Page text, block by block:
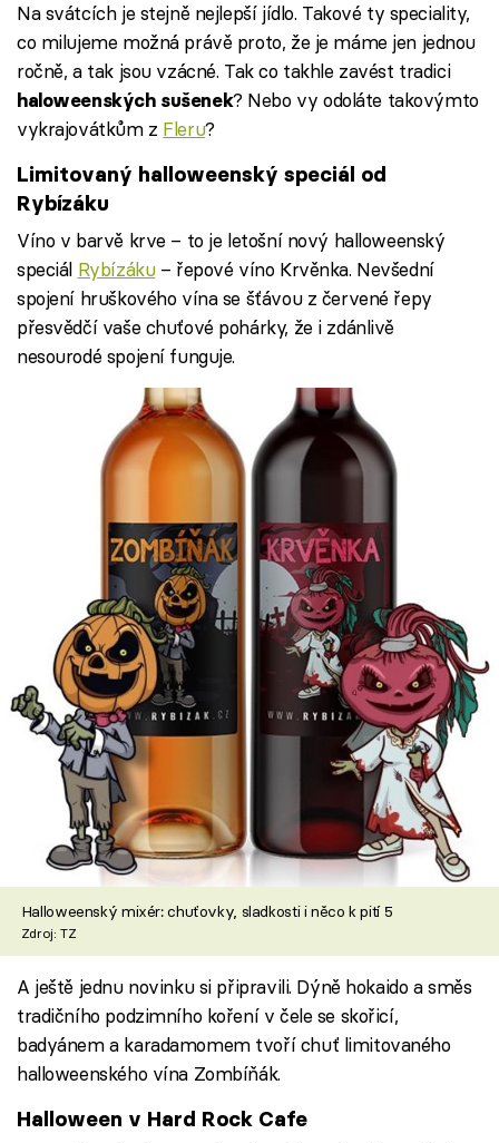
Na svátcích je stejně nejlepší jídlo. Takové ty speciality,
co milujeme možná právě proto, že je máme jen jednou
ročně, a tak jsou vzácné. Tak co takhle zavést tradici
haloweenských sušenek? Nebo vy odoláte takovýmto
vykrajovátkům z Fleru?
Limitovaný halloweenský speciál od
Rybízáku
Víno v barvě krve – to je letošní nový halloweenský
speciál Rybízáku– řepové víno Krvěnka. Nevšední
spojení hruškového vína se šťávou z červené řepy
přesvědčí vaše chuťové pohárky, že i zdánlivě
nesourodé spojení funguje.
Halloweenský mixér: chuťovky, sladkosti i něco k pití 5
Zdroj: TZ
A ještě jednu novinku si připravili. Dýně hokaido a směs
tradičního podzimního koření v čele se skořicí,
badyánem a karadamomem tvoří chuť limitovaného
halloweenského vína Zombíňák.
Halloween v Hard Rock Cafe